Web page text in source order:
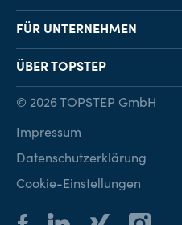
Job-Finder
Karriereberatung
FÜR UNTERNEHMEN
Personalvermittlung
Personalsuche
ÜBER TOPSTEP
Kontakt
© 2026 TOPSTEP GmbH
Impressum
Datenschutzerklärung
Cookie-Einstellungen